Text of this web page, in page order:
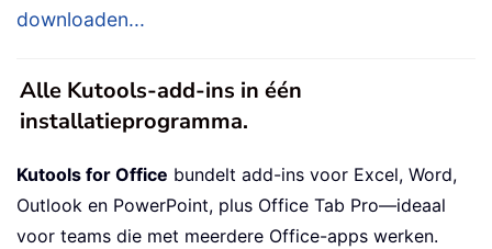
downloaden...
Alle Kutools-add-ins in één
installatieprogramma.
Kutools for Office bundelt add-ins voor Excel, Word,
Outlook en PowerPoint, plus Office Tab Pro—ideaal
voor teams die met meerdere Office-apps werken.